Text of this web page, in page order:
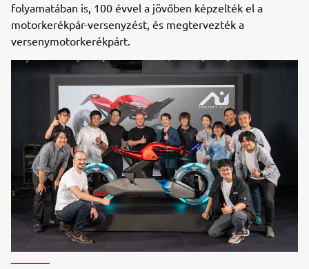
folyamatában is, 100 évvel a jövőben képzelték el a
motorkerékpár-versenyzést, és megtervezték a
versenymotorkerékpárt.